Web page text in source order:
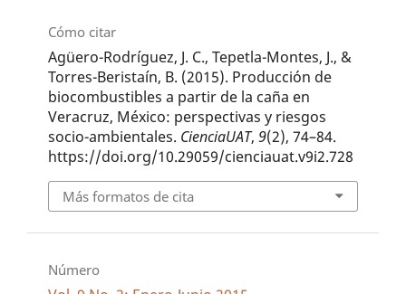
Cómo citar
Agüero-Rodríguez, J. C., Tepetla-Montes, J., &
Torres-Beristaín, B. (2015). Producción de
biocombustibles a partir de la caña en
Veracruz, México: perspectivas y riesgos
socio-ambientales. CienciaUAT,9(2), 74–84.
https://doi.org/10.29059/cienciauat.v9i2.728
Más formatos de cita
Número